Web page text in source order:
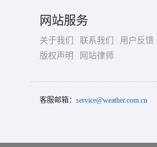
网站服务
关于我们 联系我们
用户反馈
版权声明
网站律师
客服邮箱： service@weather.com.cn